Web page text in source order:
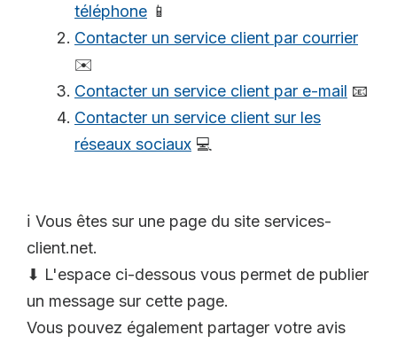
téléphone 📱
Contacter un service client par courrier
✉️
Contacter un service client par e-mail 📧
Contacter un service client sur les
réseaux sociaux 💻
ℹ️ Vous êtes sur une page du site services-
client.net.
⬇ L'espace ci-dessous vous permet de publier
un message sur cette page.
Vous pouvez également partager votre avis